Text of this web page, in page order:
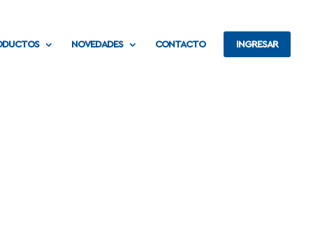
NOVEDADES CONTACTO INGRESAR